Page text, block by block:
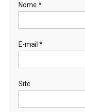
Nome *
E-mail *
Site